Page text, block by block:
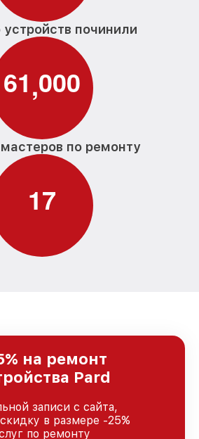
устройств починили
61,000
по ремонту
17
на ремонт
Pard
записи с сайта,
в размере -25%
по ремонту